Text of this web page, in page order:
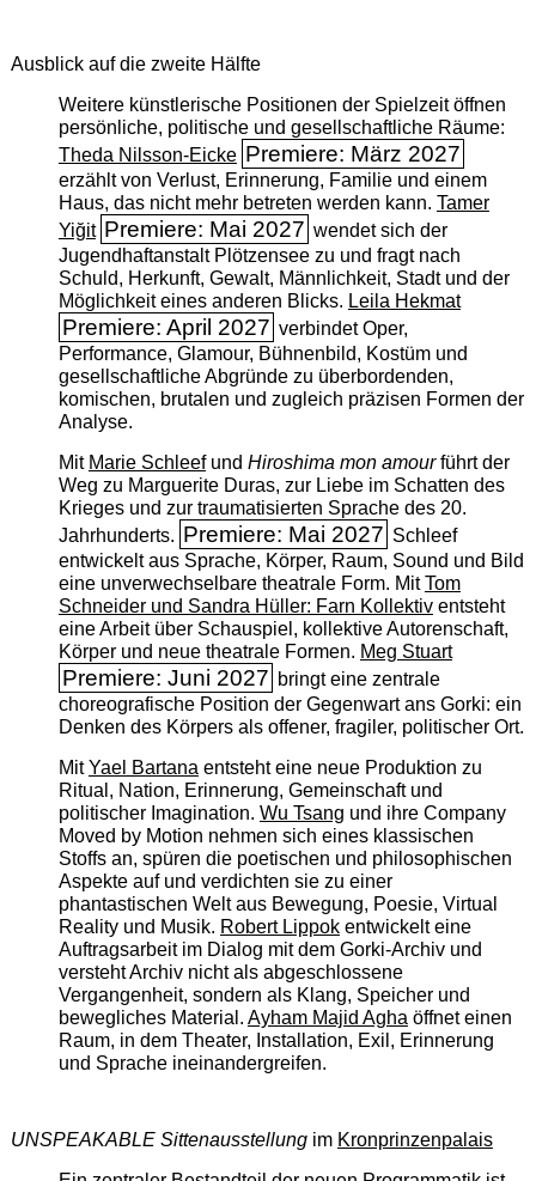
Ausblick auf die zweite Hälfte
Weitere künstlerische Positionen der Spielzeit öffnen
persönliche, politische und gesellschaftliche Räume:
Theda Nilsson-Eicke Premiere: März 2027
erzählt von Verlust, Erinnerung, Familie und einem
Haus, das nicht mehr betreten werden kann. Tamer
Yiğit Premiere: Mai 2027 wendet sich der
Jugendhaftanstalt Plötzensee zu und fragt nach
Schuld, Herkunft, Gewalt, Männlichkeit, Stadt und der
Möglichkeit eines anderen Blicks. Leila Hekmat
Premiere: April 2027 verbindet Oper,
Performance, Glamour, Bühnenbild, Kostüm und
gesellschaftliche Abgründe zu überbordenden,
komischen, brutalen und zugleich präzisen Formen der
Analyse.
Mit Marie Schleefund Hiroshima mon amourführt der
Weg zu Marguerite Duras, zur Liebe im Schatten des
Krieges und zur traumatisierten Sprache des 20.
Jahrhunderts. Premiere: Mai 2027 Schleef
entwickelt aus Sprache, Körper, Raum, Sound und Bild
eine unverwechselbare theatrale Form. MitTom
Schneider und Sandra Hüller: Farn Kollektiventsteht
eine Arbeit über Schauspiel, kollektive Autorenschaft,
Körper und neue theatrale Formen. Meg Stuart
Premiere: Juni 2027 bringt eine zentrale
choreografische Position der Gegenwart ans Gorki: ein
Denken des Körpers als offener, fragiler, politischer Ort.
MitYael Bartanaentsteht eine neue Produktion zu
Ritual, Nation, Erinnerung, Gemeinschaft und
politischer Imagination. Wu Tsang und ihre Company
Moved by Motion nehmen sich eines klassischen
Stoffs an, spüren die poetischen und philosophischen
Aspekte auf und verdichten sie zu einer
phantastischen Welt aus Bewegung, Poesie, Virtual
Reality und Musik. Robert Lippokentwickelt eine
Auftragsarbeit im Dialog mit dem Gorki-Archiv und
versteht Archiv nicht als abgeschlossene
Vergangenheit, sondern als Klang, Speicher und
bewegliches Material. Ayham Majid Aghaöffnet einen
Raum, in dem Theater, Installation, Exil, Erinnerung
und Sprache ineinandergreifen.
UNSPEAKABLE Sittenausstellungim Kronprinzenpalais